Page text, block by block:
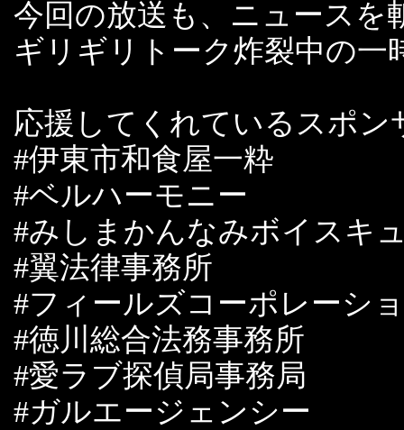
今回の放送も、ニュースを
ギリギリトーク炸裂中の一
応援してくれているスポン
#伊東市和食屋一粋
#ベルハーモニー
#みしまかんなみボイスキ
#翼法律事務所
#フィールズコーポレーシ
#徳川総合法務事務所
#愛ラブ探偵局事務局
#ガルエージェンシー